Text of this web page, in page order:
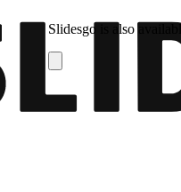
Slidesgo is also